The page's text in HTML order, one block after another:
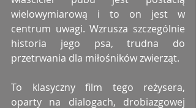
wielowymiarową i to on jest w
centrum uwagi. Wzrusza szczególnie
historia jego psa, trudna do
przetrwania dla miłośników zwierząt.
To klasyczny film tego reżysera,
oparty na dialogach, drobiazgowej